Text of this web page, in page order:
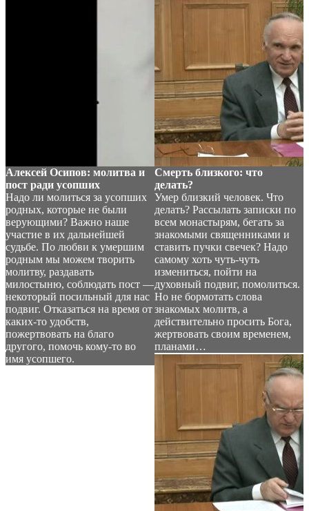
Алексей Осипов: молитва и
пост ради усопших
Надо ли молиться за усопших
родных, которые не были
верующими? Важно наше
участие в их дальнейшей
судьбе. По любви к умершим
родным мы можем творить
молитву, раздавать
милостыню, соблюдать пост —
некоторый посильный для нас
подвиг. Отказаться на время от
каких-то удобств,
пожертвовать на благо
другого, помочь кому-то во
имя усопшего.
Смерть близкого: что
делать?
Умер близкий человек. Что
делать? Рассылать записки по
всем монастырям, бегать за
знакомыми священниками и
ставить пучки свечек? Надо
самому хоть чуть-чуть
измениться, пойти на
духовный подвиг, помолиться.
Но не бормотать слова
знакомых молитв, а
действительно просить Бога,
жертвовать своим временем,
планами…